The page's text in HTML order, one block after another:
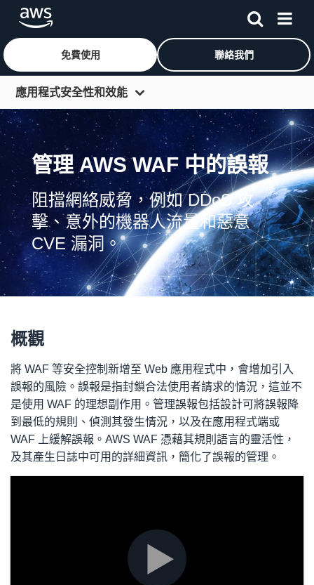
跳至主要內容
免費使用 聯絡我們
應用程式安全性和效能
概觀
開始使用
Web 加速
週邊保護
影片串流
搜尋內容
管理 AWS WAF 中的誤報
阻擋網絡威脅，例如 DDoS 攻
擊、意外的機器人流量和惡意
CVE 漏洞。
概觀
將 WAF 等安全控制新增至 Web 應用程式中，會增加引入
誤報的風險。誤報是指封鎖合法使用者請求的情況，這並不
是使用 WAF 的理想副作用。管理誤報包括設計可將誤報降
到最低的規則、偵測其發生情況，以及在應用程式端或
WAF 上緩解誤報。AWS WAF 憑藉其規則語言的靈活性，
及其產生日誌中可用的詳細資訊，簡化了誤報的管理。